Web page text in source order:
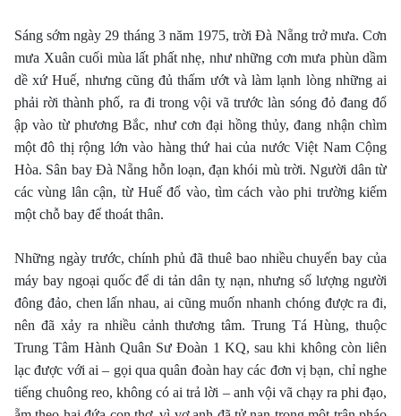
Sáng sớm ngày 29 tháng 3 năm 1975, trời Ðà Nẵng trở mưa. Cơn
mưa Xuân cuối mùa lất phất nhẹ, như những cơn mưa phùn dầm
dề xứ Huế, nhưng cũng đủ thấm ướt và làm lạnh lòng những ai
phải rời thành phố, ra đi trong vội vã trước làn sóng đỏ đang đổ
ập vào từ phương Bắc, như cơn đại hồng thủy, đang nhận chìm
một đô thị rộng lớn vào hàng thứ hai của nước Việt Nam Cộng
Hòa. Sân bay Ðà Nẵng hỗn loạn, đạn khói mù trời. Người dân từ
các vùng lân cận, từ Huế đổ vào, tìm cách vào phi trường kiếm
một chỗ bay để thoát thân.
Những ngày trước, chính phủ đã thuê bao nhiều chuyến bay của
máy bay ngoại quốc để di tản dân tỵ nạn, nhưng số lượng người
đông đảo, chen lấn nhau, ai cũng muốn nhanh chóng được ra đi,
nên đã xảy ra nhiều cảnh thương tâm. Trung Tá Hùng, thuộc
Trung Tâm Hành Quân Sư Ðoàn 1 KQ, sau khi không còn liên
lạc được với ai – gọi qua quân đoàn hay các đơn vị bạn, chỉ nghe
tiếng chuông reo, không có ai trả lời – anh vội vã chạy ra phi đạo,